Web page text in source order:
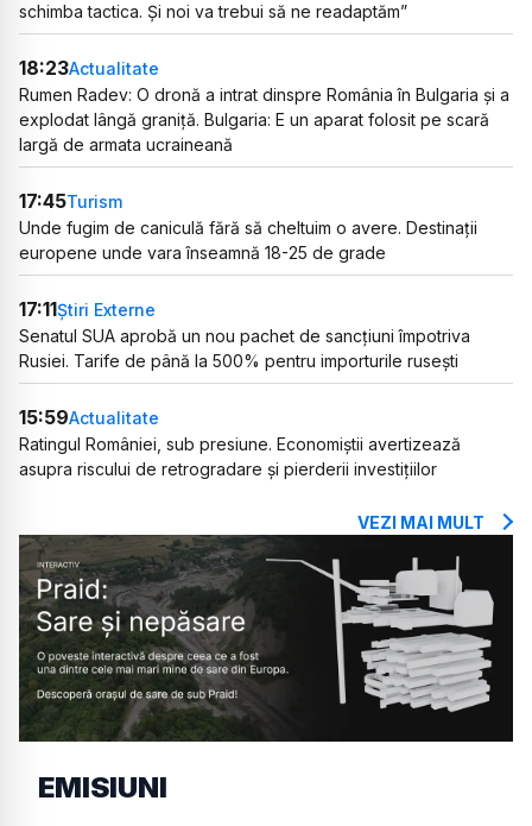
schimba tactica. Și noi va trebui să ne readaptăm”
18:23Actualitate
Rumen Radev: O dronă a intrat dinspre România în Bulgaria și a
explodat lângă graniță. Bulgaria: E un aparat folosit pe scară
largă de armata ucraineană
17:45Turism
Unde fugim de caniculă fără să cheltuim o avere. Destinații
europene unde vara înseamnă 18-25 de grade
17:11Știri Externe
Senatul SUA aprobă un nou pachet de sancțiuni împotriva
Rusiei. Tarife de până la 500% pentru importurile rusești
15:59Actualitate
Ratingul României, sub presiune. Economiștii avertizează
asupra riscului de retrogradare și pierderii investițiilor
VEZI MAI MULT
EMISIUNI